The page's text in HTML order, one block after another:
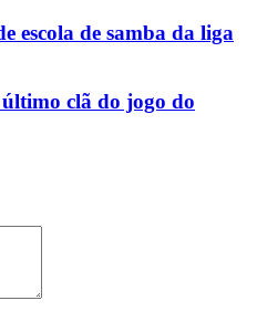
escola de samba da liga
clã do jogo do